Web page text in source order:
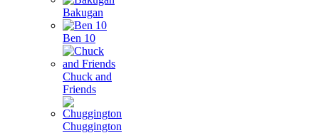
Bakugan
Ben 10
Chuck and
Friends
Chuggington